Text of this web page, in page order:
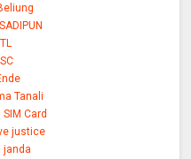
Tanali
Card
justice
janda